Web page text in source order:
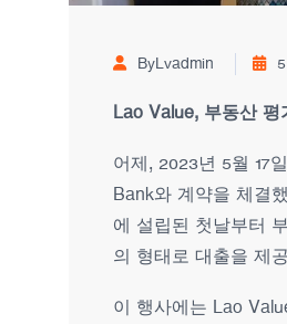
ByLvadmin
Lao Value, 부동산
어제, 2023년 5월 17
Bank와 계약을 체결
에 설립된 첫날부터
의 형태로 대출을 제
이 행사에는 Lao